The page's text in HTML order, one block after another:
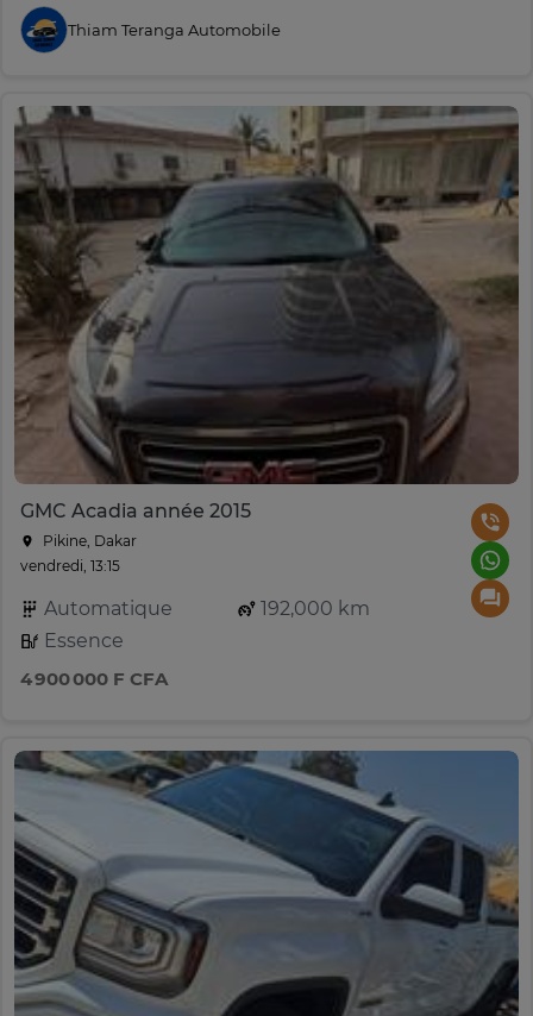
Thiam Teranga Automobile
GMC Acadia année 2015
Pikine, Dakar
vendredi, 13:15
Automatique
192,000 km
Essence
4 900 000 F CFA